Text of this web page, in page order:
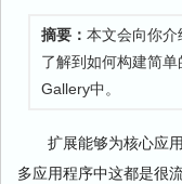
摘要： 本文会向你
了解到如何构建简
Gallery中。
扩展能够为核心应用
多应用程序中这都是很